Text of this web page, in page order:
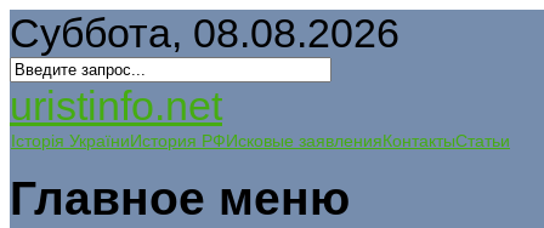
Суббота, 08.08.2026
uristinfo.net
Історія УкраїниИстория РФИсковые заявленияКонтактыСтатьи
Главное меню